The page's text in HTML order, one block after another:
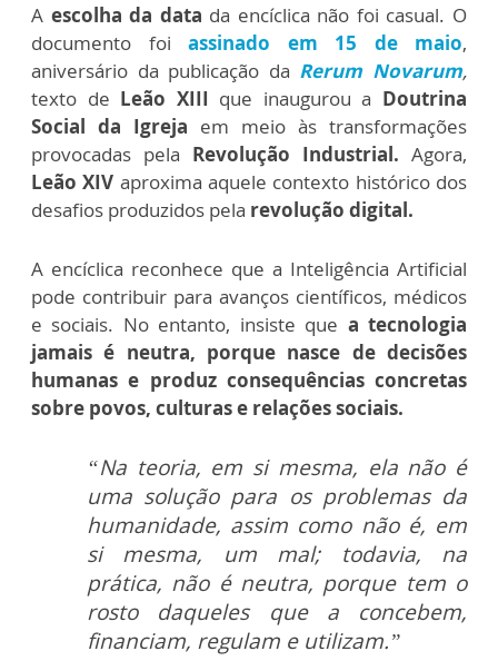
A escolha da data da encíclica não foi casual. O
documento foi assinado em 15 de maio,
aniversário da publicação da Rerum Novarum,
texto de Leão XIII que inaugurou a Doutrina
Social da Igreja em meio às transformações
provocadas pela Revolução Industrial. Agora,
Leão XIV aproxima aquele contexto histórico dos
desafios produzidos pela revolução digital.
A encíclica reconhece que a Inteligência Artificial
pode contribuir para avanços científicos, médicos
e sociais. No entanto, insiste que a tecnologia
jamais é neutra, porque nasce de decisões
humanas e produz consequências concretas
sobre povos, culturas e relações sociais.
“Na teoria, em si mesma, ela não é
uma solução para os problemas da
humanidade, assim como não é, em
si mesma, um mal; todavia, na
prática, não é neutra, porque tem o
rosto daqueles que a concebem,
financiam, regulam e utilizam.”